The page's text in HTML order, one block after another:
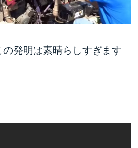
発明は素晴らしすぎます